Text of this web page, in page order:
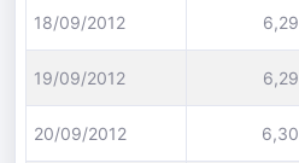
18/09/2012 6,29
19/09/2012 6,29
20/09/2012 6,30